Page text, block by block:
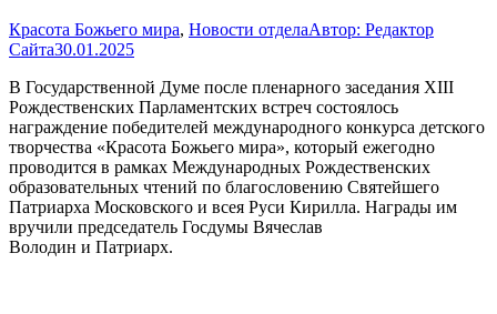
Красота Божьего мира, Новости отделаАвтор: Редактор
Сайта30.01.2025
В Государственной Думе после пленарного заседания XIII
Рождественских Парламентских встреч состоялось
награждение победителей международного конкурса детского
творчества «Красота Божьего мира», который ежегодно
проводится в рамках Международных Рождественских
образовательных чтений по благословению Святейшего
Патриарха Московского и всея Руси Кирилла. Награды им
вручили председатель Госдумы Вячеслав
Володин и Патриарх.